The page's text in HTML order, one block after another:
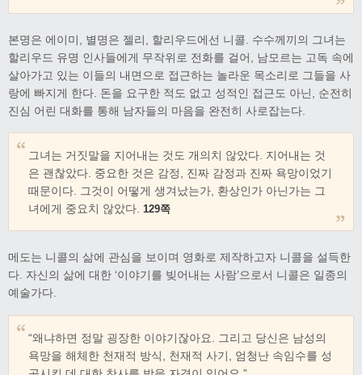
본명은 에이미, 별명은 젤리, 할리우드에선 니콜. 수수께끼의 그녀는
할리우드 유명 인사들에게 무작위로 전화를 걸어, 남모르는 고독 속에
살아가고 있는 이들의 내면으로 접근하는 놀라운 목소리로 그들을 사
랑에 빠지게 한다. 돈을 요구한 적도 없고 성적인 접근도 아닌, 순전히
진심 어린 대화를 통해 남자들의 마음을 완전히 사로잡는다.
그녀는 거짓말을 지어내는 것도 개의치 않았다. 지어내는 것
은 괜찮았다. 중요한 것은 감정, 진짜 감정과 진짜 욕망이었기
때문이다. 그것이 어떻게 생겨났는가, 환상인가 아닌가는 그
녀에게 중요치 않았다. 129쪽
메도는 니콜의 삶에 관심을 보이며 영화로 제작하고자 니콜을 설득한
다. 자신의 삶에 대한 ‘이야기를 빚어내는 사람’으로서 니콜은 일종의
예술가다.
“왜냐하면 정말 굉장한 이야기잖아요. 그리고 당신은 남성의
욕망을 해체한 천재적 방식, 천재적 사기, 엄청난 속임수를 성